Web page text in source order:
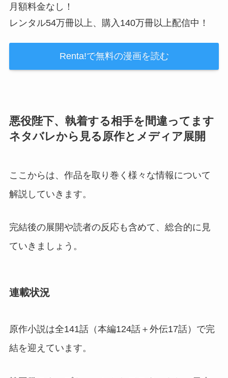
月額料金なし！
レンタル54万冊以上、購入140万冊以上配信中！
Renta!で無料の漫画を読む
悪役陛下、執着する相手を間違ってます
ネタバレから見る原作とメディア展開
ここからは、作品を取り巻く様々な情報について
解説していきます。
完結後の展開や読者の反応も含めて、総合的に見
ていきましょう。
連載状況
原作小説は全141話（本編124話＋外伝17話）で完
結を迎えています。